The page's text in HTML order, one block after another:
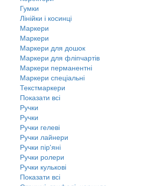
Гумки
Лінійки і косинці
Маркери
Маркери
Маркери для дошок
Маркери для фліпчартів
Маркери перманентні
Маркери спеціальні
Текстмаркери
Показати всі
Ручки
Ручки
Ручки гелеві
Ручки лайнери
Ручки пір'яні
Ручки ролери
Ручки кулькові
Показати всі